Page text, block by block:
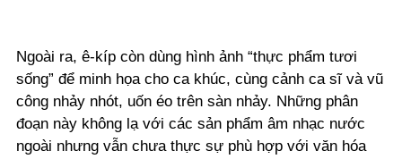
Ngoài ra, ê-kíp còn dùng hình ảnh “thực phẩm tươi
sống” để minh họa cho ca khúc, cùng cảnh ca sĩ và vũ
công nhảy nhót, uốn éo trên sàn nhảy. Những phân
đoạn này không lạ với các sản phẩm âm nhạc nước
ngoài nhưng vẫn chưa thực sự phù hợp với văn hóa